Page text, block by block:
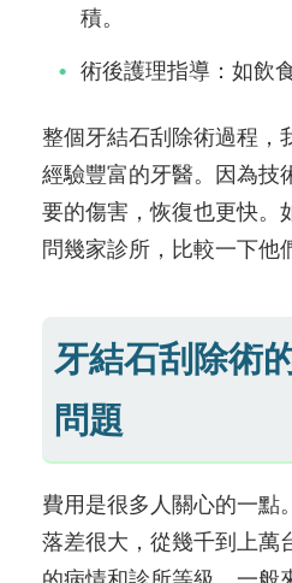
積。
術後護理指導：如飲
整個牙結石刮除術過程，
經驗豐富的牙醫。因為技
要的傷害，恢復也更快。
問幾家診所，比較一下他
牙結石刮除術
問題
費用是很多人關心的一點
落差很大，從幾千到上萬